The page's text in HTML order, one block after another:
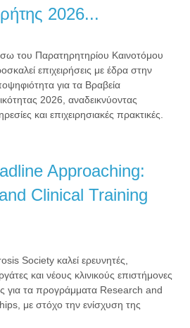
2026...
του Παρατηρητηρίου Καινοτόμου
επιχειρήσεις με έδρα στην
για τα Βραβεία
2026, αναδεικνύοντας
και επιχειρησιακές πρακτικές.
Approaching:
Clinical Training
Society καλεί ερευνητές,
και νέους κλινικούς επιστήμονες
για τα προγράμματα Research and
με στόχο την ενίσχυση της